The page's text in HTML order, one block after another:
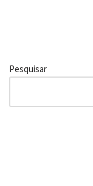
Pesquisar